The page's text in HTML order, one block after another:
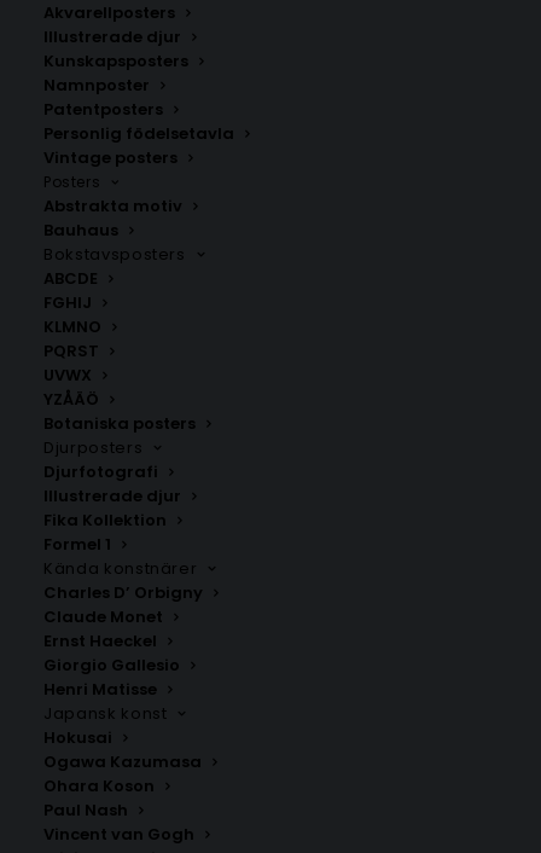
Akvarellposters
Illustrerade djur
Kunskapsposters
Namnposter
Patentposters
Personlig födelsetavla
Vintage posters
Posters
Abstrakta motiv
Bauhaus
Bokstavsposters
ABCDE
FGHIJ
KLMNO
PQRST
UVWX
YZÅÄÖ
Botaniska posters
Djurposters
Djurfotografi
Illustrerade djur
Fika Kollektion
Formel 1
Kända konstnärer
Charles D’ Orbigny
Claude Monet
Ernst Haeckel
Giorgio Gallesio
Henri Matisse
Japansk konst
Hokusai
Ogawa Kazumasa
Ohara Koson
Paul Nash
Vincent van Gogh
Kökstavlor, Sommarposters
ANDRA KÖPTE ÄVEN
Henri Matisse – Open Window
Fr.